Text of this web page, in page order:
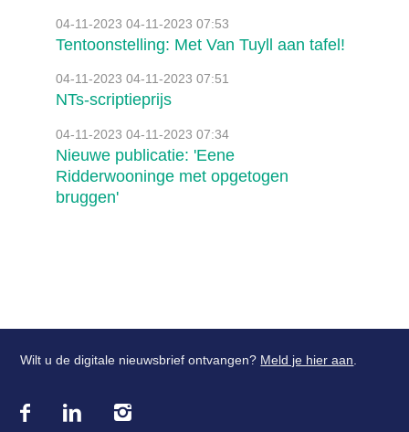
04-11-2023 04-11-2023 07:53
Tentoonstelling: Met Van Tuyll aan tafel!
04-11-2023 04-11-2023 07:51
NTs-scriptieprijs
04-11-2023 04-11-2023 07:34
Nieuwe publicatie: 'Eene
Ridderwooninge met opgetogen
bruggen'
Wilt u de digitale nieuwsbrief ontvangen? Meld je hier aan
Bezoek
onze